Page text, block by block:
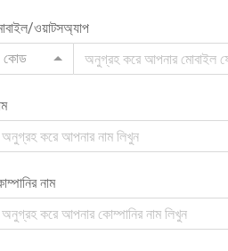
ওয়াটসঅ্যাপ
কোড
নাম